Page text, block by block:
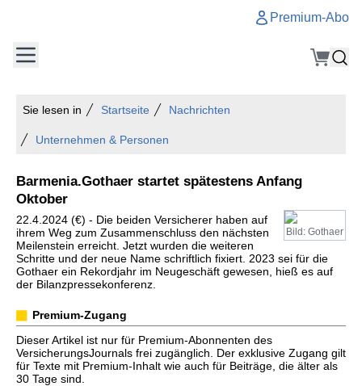
Premium-Abo
Sie lesen in Startseite Nachrichten
Unternehmen & Personen
Barmenia.Gothaer startet spätestens Anfang
Oktober
Bild: Gothaer
22.4.2024 (€) - Die beiden Versicherer haben auf
ihrem Weg zum Zusammenschluss den nächsten
Meilenstein erreicht. Jetzt wurden die weiteren
Schritte und der neue Name schriftlich fixiert. 2023 sei für die
Gothaer ein Rekordjahr im Neugeschäft gewesen, hieß es auf
der Bilanzpressekonferenz.
Premium-Zugang
Dieser Artikel ist nur für Premium-Abonnenten des
VersicherungsJournals frei zugänglich. Der exklusive Zugang gilt
für Texte mit Premium-Inhalt wie auch für Beiträge, die älter als
30 Tage sind.